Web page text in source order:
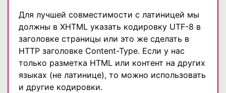
Для лучшей совместимости с латиницей мы
должны в XHTML указать кодировку UTF-8 в
заголовке страницы или это же сделать в
HTTP заголовке Content-Type. Если у нас
только разметка HTML или контент на других
языках (не латинице), то можно использовать
и другие кодировки.